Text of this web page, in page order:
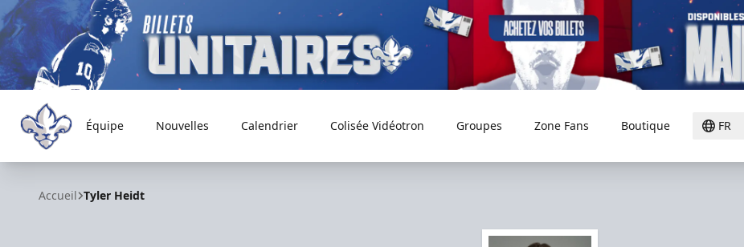
Trois-Rivières Lions
Équipe Nouvelles Calendrier Colisée Vidéotron Groupes Zone Fans Boutique FR
Accueil Tyler Heidt